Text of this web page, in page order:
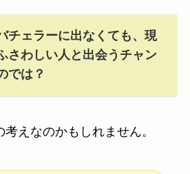
チェラーに出なくても、現
さわしい人と出会うチャン
では？
えなのかもしれません。